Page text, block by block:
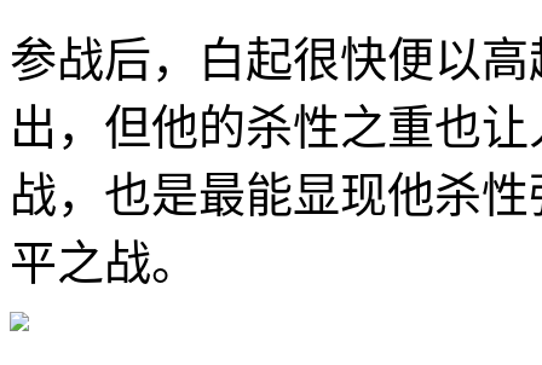
参战后，白起很快便以
出，但他的杀性之重也
战，也是最能显现他杀
平之战。